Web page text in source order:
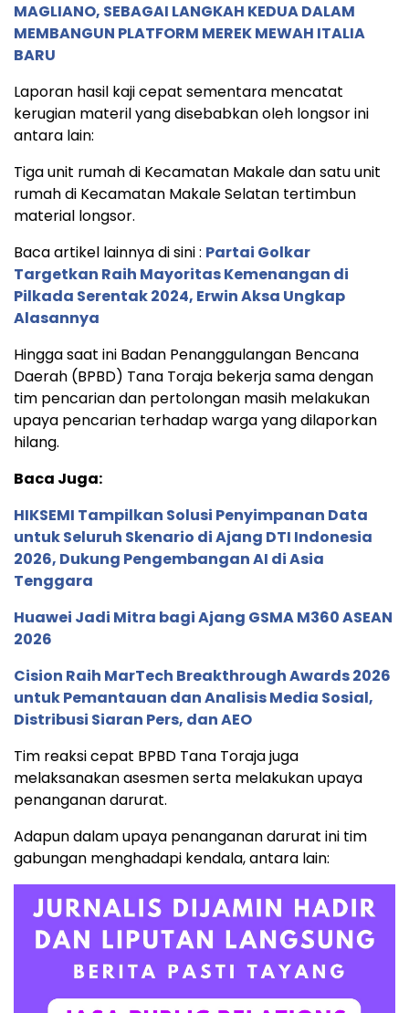
MAGLIANO, SEBAGAI LANGKAH KEDUA DALAM
MEMBANGUN PLATFORM MEREK MEWAH ITALIA
BARU
Laporan hasil kaji cepat sementara mencatat
kerugian materil yang disebabkan oleh longsor ini
antara lain:
Tiga unit rumah di Kecamatan Makale dan satu unit
rumah di Kecamatan Makale Selatan tertimbun
material longsor.
Baca artikel lainnya di sini : Partai Golkar
Targetkan Raih Mayoritas Kemenangan di
Pilkada Serentak 2024, Erwin Aksa Ungkap
Alasannya
Hingga saat ini Badan Penanggulangan Bencana
Daerah (BPBD) Tana Toraja bekerja sama dengan
tim pencarian dan pertolongan masih melakukan
upaya pencarian terhadap warga yang dilaporkan
hilang.
Baca Juga:
HIKSEMI Tampilkan Solusi Penyimpanan Data
untuk Seluruh Skenario di Ajang DTI Indonesia
2026, Dukung Pengembangan AI di Asia
Tenggara
Huawei Jadi Mitra bagi Ajang GSMA M360 ASEAN
2026
Cision Raih MarTech Breakthrough Awards 2026
untuk Pemantauan dan Analisis Media Sosial,
Distribusi Siaran Pers, dan AEO
Tim reaksi cepat BPBD Tana Toraja juga
melaksanakan asesmen serta melakukan upaya
penanganan darurat.
Adapun dalam upaya penanganan darurat ini tim
gabungan menghadapi kendala, antara lain: